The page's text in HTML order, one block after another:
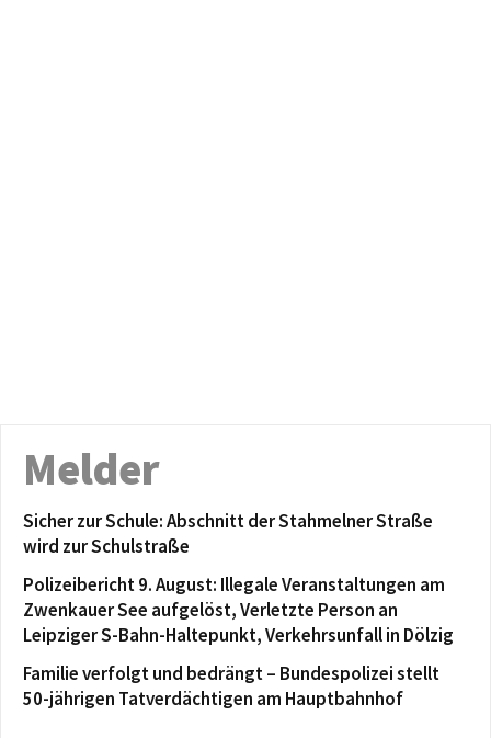
Melder
Sicher zur Schule: Abschnitt der Stahmelner Straße
wird zur Schulstraße
Polizeibericht 9. August: Illegale Veranstaltungen am
Zwenkauer See aufgelöst, Verletzte Person an
Leipziger S-Bahn-Haltepunkt, Verkehrsunfall in Dölzig
Familie verfolgt und bedrängt – Bundespolizei stellt
50-jährigen Tatverdächtigen am Hauptbahnhof